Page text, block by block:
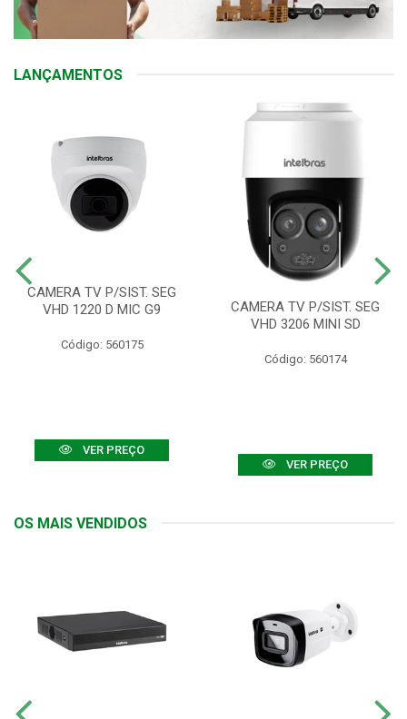
LANÇAMENTOS
CAMERA TV P/SIST. SEG
VHD 1220 D MIC G9
Código: 560175
VER PREÇO
CAMERA TV P/SIST. SEG
VHD 3206 MINI SD
Código: 560174
VER PREÇO
OS MAIS VENDIDOS